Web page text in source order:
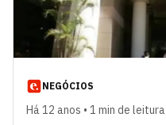
NEGÓCIOS
Há 12 anos • 1 min de leitura